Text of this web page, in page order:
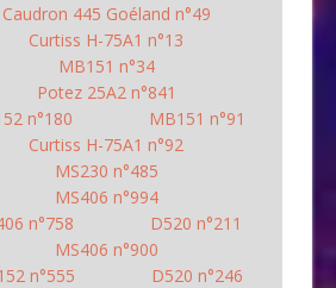
Caudron 445 Goéland n°49
Curtiss H-75A1 n°13
MB151 n°34
Potez 25A2 n°841
n°180
MB151 n°91
Curtiss H-75A1 n°92
MS230 n°485
MS406 n°994
n°758
D520 n°211
MS406 n°900
n°555
D520 n°246